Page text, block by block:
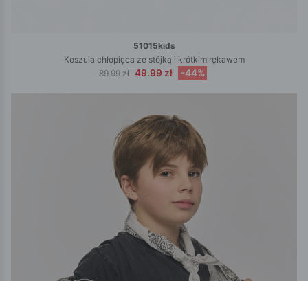
51015kids
Koszula chłopięca ze stójką i krótkim rękawem
89.99 zł 49.99 zł -44%